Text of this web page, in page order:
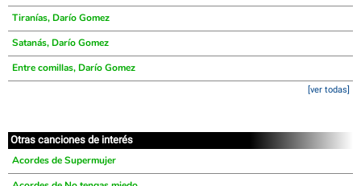
Tiranías, Darío Gomez
Satanás, Darío Gomez
Entre comillas, Darío Gomez
[ver todas]
Otras canciones de interés
Acordes de Supermujer